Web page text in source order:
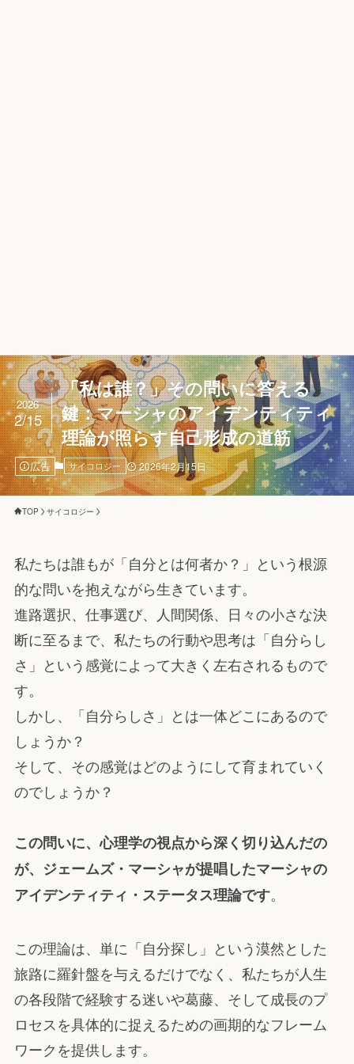
「私は誰？」その問いに答える
鍵：マーシャのアイデンティティ
理論が照らす自己形成の道筋
2026
2/15
広告 サイコロジー 2026年2月15日
TOP サイコロジー
私たちは誰もが「自分とは何者か？」という根源
的な問いを抱えながら生きています。
進路選択、仕事選び、人間関係、日々の小さな決
断に至るまで、私たちの行動や思考は「自分らし
さ」という感覚によって大きく左右されるもので
す。
しかし、「自分らしさ」とは一体どこにあるので
しょうか？
そして、その感覚はどのようにして育まれていく
のでしょうか？
この問いに、心理学の視点から深く切り込んだの
が、ジェームズ・マーシャが提唱したマーシャの
アイデンティティ・ステータス理論です。
この理論は、単に「自分探し」という漠然とした
旅路に羅針盤を与えるだけでなく、私たちが人生
の各段階で経験する迷いや葛藤、そして成長のプ
ロセスを具体的に捉えるための画期的なフレーム
ワークを提供します。